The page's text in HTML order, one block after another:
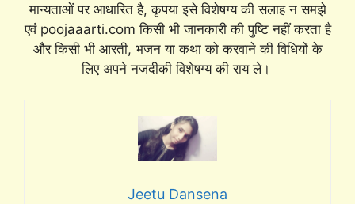
मान्यताओं पर आधारित है, कृपया इसे विशेषग्य की सलाह न समझे
एवं poojaaarti.com किसी भी जानकारी की पुष्टि नहीं करता है
और किसी भी आरती, भजन या कथा को करवाने की विधियों के
लिए अपने नजदीकी विशेषग्य की राय ले।
Jeetu Dansena